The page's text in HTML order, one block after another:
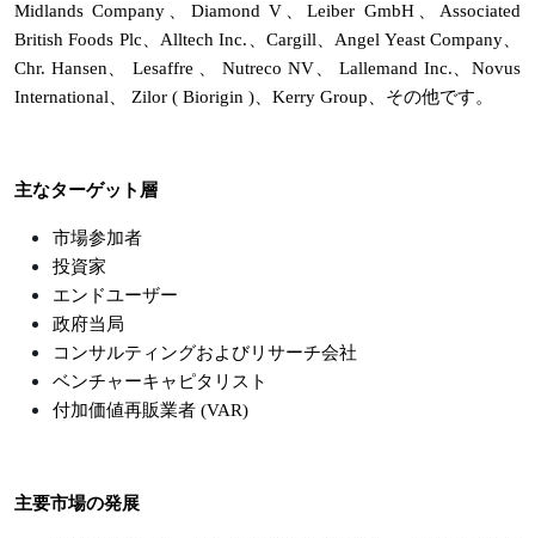
Midlands Company、Diamond V、Leiber GmbH、Associated
British Foods Plc、Alltech Inc.、Cargill、Angel Yeast Company、
Chr. Hansen、 Lesaffre 、 Nutreco NV、 Lallemand Inc.、Novus
International、 Zilor ( Biorigin )、Kerry Group、その他です。
主なターゲット層
市場参加者
投資家
エンドユーザー
政府当局
コンサルティングおよびリサーチ会社
ベンチャーキャピタリスト
付加価値再販業者 (VAR)
主要市場の発展